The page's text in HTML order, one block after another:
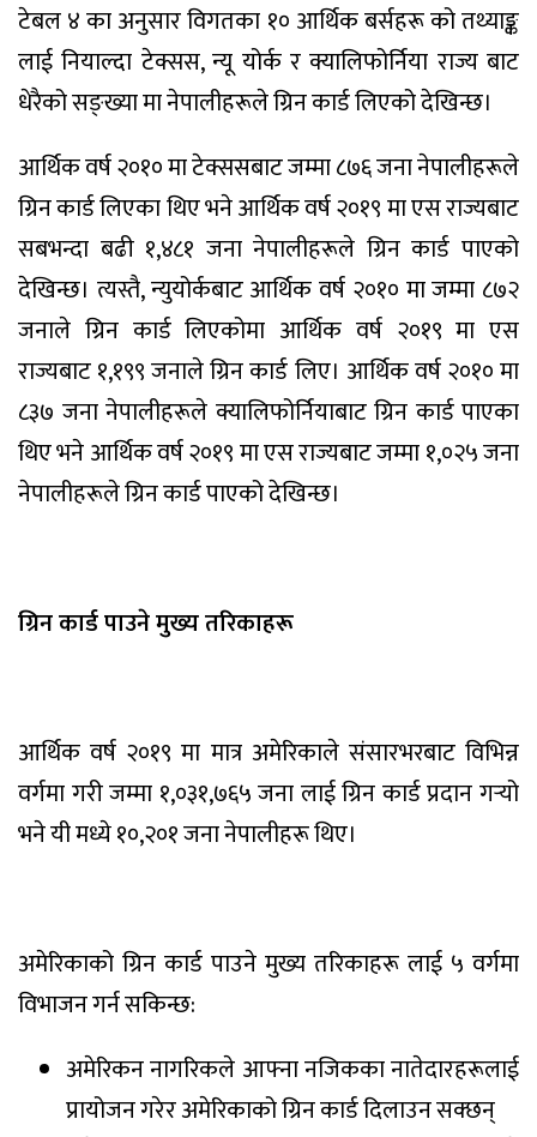
टेबल ४ का अनुसार विगतका १० आर्थिक बर्सहरू को तथ्याङ्क
लाई नियाल्दा टेक्सस, न्यू योर्क र क्यालिफोर्निया राज्य बाट
धेरैको सङ्ख्या मा नेपालीहरूले ग्रिन कार्ड लिएको देखिन्छ।
आर्थिक वर्ष २०१० मा टेक्ससबाट जम्मा ८७६ जना नेपालीहरूले
ग्रिन कार्ड लिएका थिए भने आर्थिक वर्ष २०१९ मा एस राज्यबाट
सबभन्दा बढी १,४८१ जना नेपालीहरूले ग्रिन कार्ड पाएको
देखिन्छ। त्यस्तै, न्युयोर्कबाट आर्थिक वर्ष २०१० मा जम्मा ८७२
जनाले ग्रिन कार्ड लिएकोमा आर्थिक वर्ष २०१९ मा एस
राज्यबाट १,१९९ जनाले ग्रिन कार्ड लिए। आर्थिक वर्ष २०१० मा
८३७ जना नेपालीहरूले क्यालिफोर्नियाबाट ग्रिन कार्ड पाएका
थिए भने आर्थिक वर्ष २०१९ मा एस राज्यबाट जम्मा १,०२५ जना
नेपालीहरूले ग्रिन कार्ड पाएको देखिन्छ।
ग्रिन कार्ड पाउने मुख्य तरिकाहरू
आर्थिक वर्ष २०१९ मा मात्र अमेरिकाले संसारभरबाट विभिन्न
वर्गमा गरी जम्मा १,०३१,७६५ जना लाई ग्रिन कार्ड प्रदान गर्‍यो
भने यी मध्ये १०,२०१ जना नेपालीहरू थिए।
अमेरिकाको ग्रिन कार्ड पाउने मुख्य तरिकाहरू लाई ५ वर्गमा
विभाजन गर्न सकिन्छ:
अमेरिकन नागरिकले आफ्ना नजिकका नातेदारहरूलाई
प्रायोजन गरेर अमेरिकाको ग्रिन कार्ड दिलाउन सक्छन्